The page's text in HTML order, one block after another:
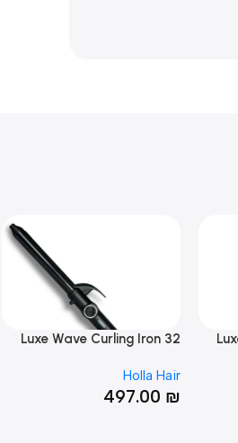
Luxe Wave Curling Iron 32
Holla Hair
497.00